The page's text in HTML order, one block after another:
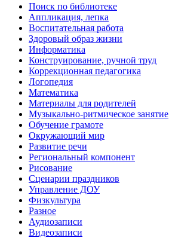
Поиск по библиотеке
Аппликация, лепка
Воспитательная работа
Здоровый образ жизни
Информатика
Конструирование, ручной труд
Коррекционная педагогика
Логопедия
Математика
Материалы для родителей
Музыкально-ритмическое занятие
Обучение грамоте
Окружающий мир
Развитие речи
Региональный компонент
Рисование
Сценарии праздников
Управление ДОУ
Физкультура
Разное
Аудиозаписи
Видеозаписи